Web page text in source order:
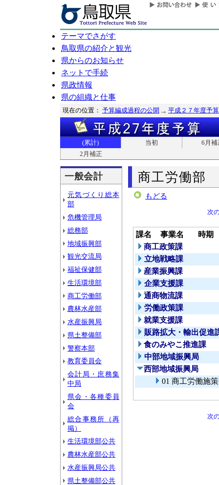
テーマでさがす
鳥取県の紹介と観光
県からのお知らせ
ネットで手続
県政情報
県の組織と仕事
現在の位置： 予算編成過程の公開 平成２７年度予算
(累計) 当初
6月補
2月補正
一般会計
元気づくり総本
部
危機管理局
総務部
地域振興部
観光交流局
福祉保健部
生活環境部
商工労働部
農林水産部
水産振興局
県土整備部
警察本部
教育委員会
会計局・庶務集
中局
県会・各種委員
会
総合事務所（再
掲）
生活環境部公共
農林水産部公共
水産振興局公共
県土整備部公共
商工労働部
もどる
次
課名 事業名
時期
商工政策課
立地戦略課
産業振興課
企業支援課
通商物流課
労働政策課
就業支援課
販路拡大・輸出促進
食のみやこ推進課
中部地域振興局
西部地域振興局
01 商工労働施
次